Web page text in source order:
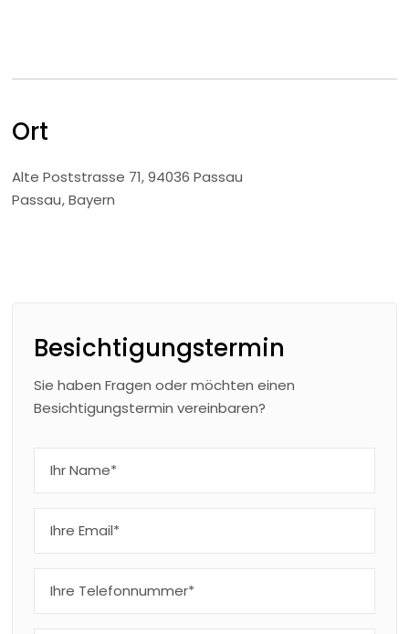
Ort
Alte Poststrasse 71, 94036 Passau
Passau Bayern
Besichtigungstermin
Sie haben Fragen oder möchten einen
Besichtigungstermin vereinbaren?